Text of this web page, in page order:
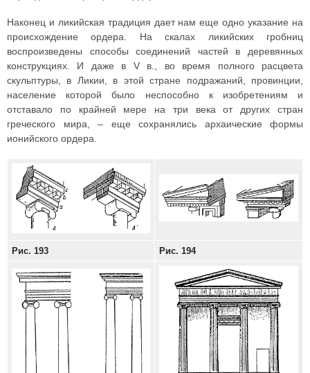
Наконец и ликийская традиция дает нам еще одно указание на
происхождение ордера. На скалах ликийских гробниц
воспроизведены способы соединений частей в деревянных
конструкциях. И даже в V в., во время полного расцвета
скульптуры, в Ликии, в этой стране подражаний, провинции,
население которой было неспособно к изобретениям и
отставало по крайней мере на три века от других стран
греческого мира, – еще сохранялись архаические формы
ионийского ордера.
Рис. 193 Рис. 194